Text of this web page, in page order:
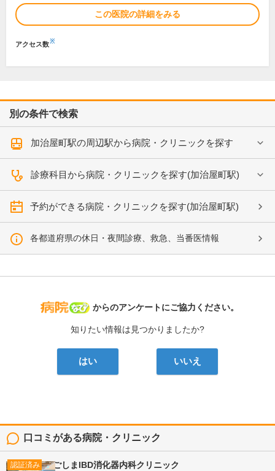
この医院の詳細をみる
アクセス数※
別の条件で検索
加治屋町駅の周辺駅から病院・クリニックを探す
診療科目から病院・クリニックを探す(加治屋町駅)
予約ができる病院・クリニックを探す(加治屋町駅)
各都道府県の休日・夜間診療、救急、当番医情報
病院なび
からのアンケートにご協力ください。
知りたい情報は見つかりましたか?
はい いいえ
口コミがある病院・クリニック
認証済み かごしまIBD消化器内科クリニック